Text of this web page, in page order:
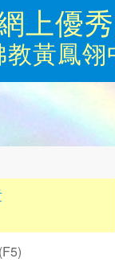
上優
教黃鳳翎